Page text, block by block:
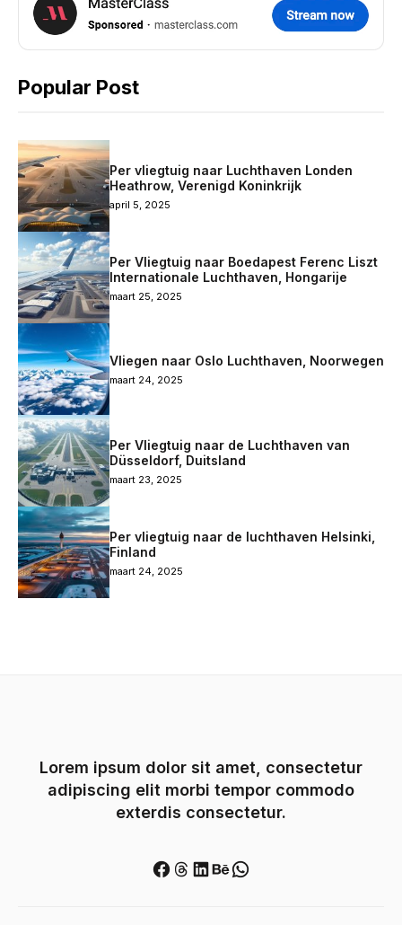
Popular Post
Per vliegtuig naar Luchthaven Londen
Heathrow, Verenigd Koninkrijk
april 5, 2025
Per Vliegtuig naar Boedapest Ferenc Liszt
Internationale Luchthaven, Hongarije
maart 25, 2025
Vliegen naar Oslo Luchthaven, Noorwegen
maart 24, 2025
Per Vliegtuig naar de Luchthaven van
Düsseldorf, Duitsland
maart 23, 2025
Per vliegtuig naar de luchthaven Helsinki,
Finland
maart 24, 2025
Lorem ipsum dolor sit amet, consectetur
adipiscing elit morbi tempor commodo
exterdis consectetur.
Facebook
Threads
LinkedIn
Behance
WhatsApp